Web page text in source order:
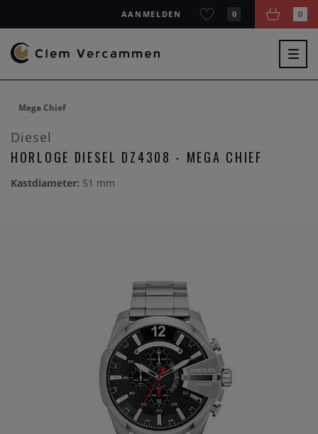
AANMELDEN 0 0
Mega Chief
Diesel
HORLOGE DIESEL DZ4308 - MEGA CHIEF
Kastdiameter: 51 mm